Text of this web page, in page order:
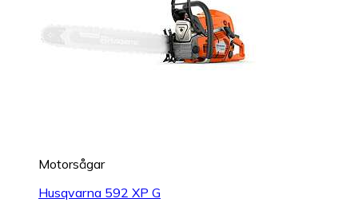
Motorsågar
Husqvarna 592 XP G